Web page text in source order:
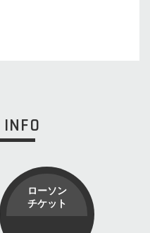
ローソン
チケット